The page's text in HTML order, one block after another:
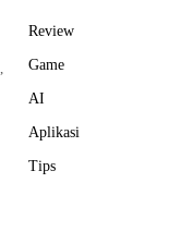
Review
Game
AI
Aplikasi
Tips